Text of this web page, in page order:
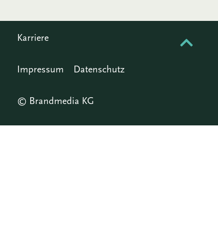
Karriere
Impressum Datenschutz
© Brandmedia KG